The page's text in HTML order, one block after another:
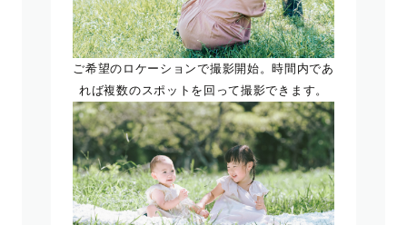
ご希望のロケーションで撮影開始。時間内であ
れば複数のスポットを回って撮影できます。